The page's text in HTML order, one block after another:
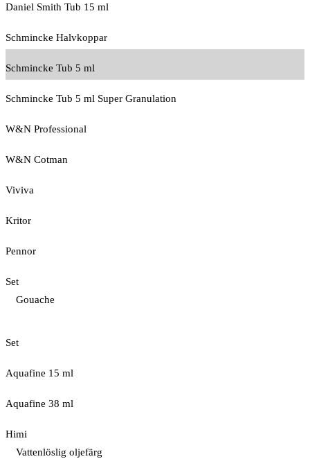
Daniel Smith Tub 15 ml
Schmincke Halvkoppar
Schmincke Tub 5 ml
Schmincke Tub 5 ml Super Granulation
W&N Professional
W&N Cotman
Viviva
Kritor
Pennor
Set
Gouache
Set
Aquafine 15 ml
Aquafine 38 ml
Himi
Vattenlöslig oljefärg